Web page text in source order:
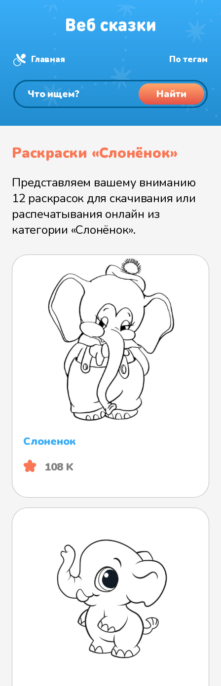
Главная По тегам
Найти
Раскраски «Слонёнок»
Представляем вашему вниманию
12 раскрасок для скачивания или
распечатывания онлайн из
категории «Слонёнок».
Слоненок
108 K